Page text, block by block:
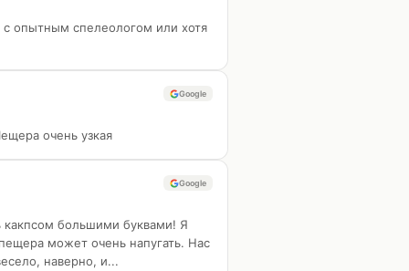
опытным спелеологом или хотя
Google
очень узкая
Google
какпсом большими буквами! Я
может очень напугать. Нас
наверно, и...